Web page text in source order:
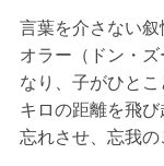
言葉を介さない
オラー（ドン・
なり、子がひと
キロの距離を飛
忘れさせ、忘我の